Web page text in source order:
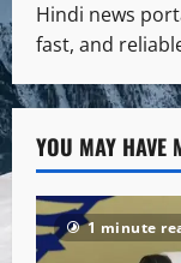
Hindi news
fast, and
YOU MAY HAVE
1 minute